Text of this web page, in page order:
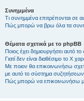
Συνημμένα
Τι συνημμένα επιτρέπονται σε
Πώς μπορώ να βρω όλα τα
Θέματα σχετικά με το phpBB
Ποιος έχει δημιουργήσει αυτό
Γιατί δεν είναι διαθέσιμο το Χ
Με ποιον θα επικοινωνήσω
με αυτό το σύστημα
Πώς μπορώ να επικοινωνήσω με